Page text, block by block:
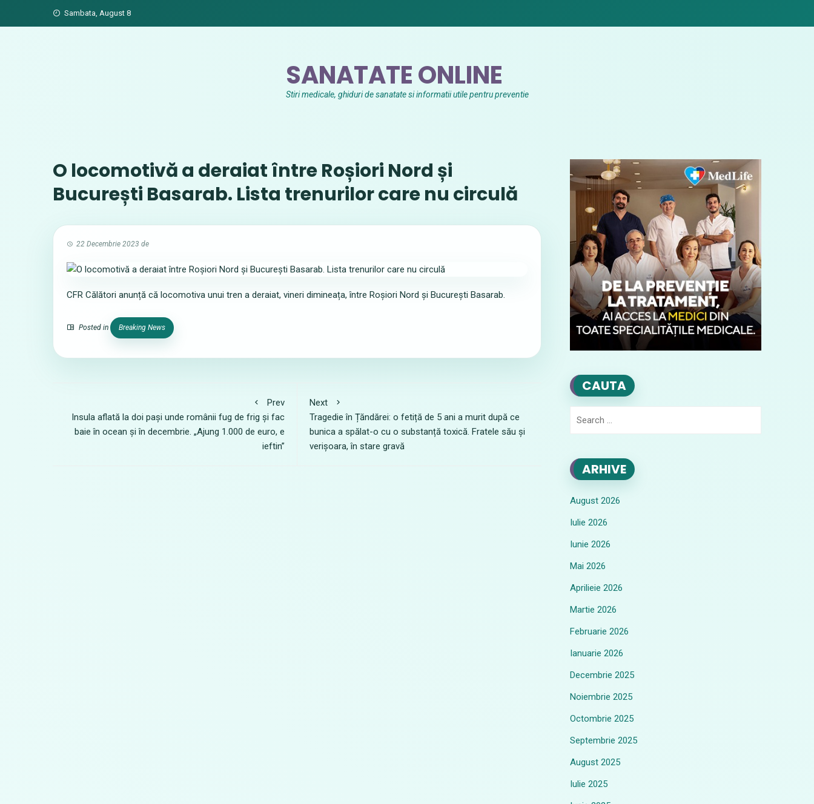
Sambata, August 8
SANATATE ONLINE
Stiri medicale, ghiduri de sanatate si informatii utile pentru preventie
O locomotivă a deraiat între Roșiori Nord și
București Basarab. Lista trenurilor care nu circulă
22 Decembrie 2023 de
CFR Călători anunță că locomotiva unui tren a deraiat, vineri dimineața, între Roșiori Nord și București Basarab.
Posted in Breaking News
Prev
Insula aflată la doi pași unde românii fug de frig și fac
baie în ocean și în decembrie. „Ajung 1.000 de euro, e
ieftin”
Next
Tragedie în Țăndărei: o fetiță de 5 ani a murit după ce
bunica a spălat-o cu o substanță toxică. Fratele său și
verișoara, în stare gravă
CAUTA
ARHIVE
August 2026
Iulie 2026
Iunie 2026
Mai 2026
Aprilieie 2026
Martie 2026
Februarie 2026
Ianuarie 2026
Decembrie 2025
Noiembrie 2025
Octombrie 2025
Septembrie 2025
August 2025
Iulie 2025